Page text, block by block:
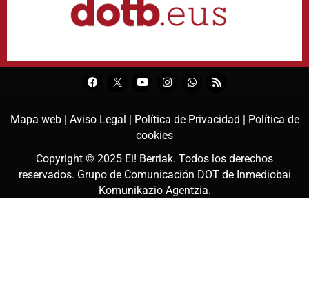
Mapa web | Aviso Legal | Política de Privacidad | Política de
cookies
Copyright © 2025 Ei! Berriak. Todos los derechos
reservados. Grupo de Comunicación DOT de Inmediobai
Komunikazio Agentzia.